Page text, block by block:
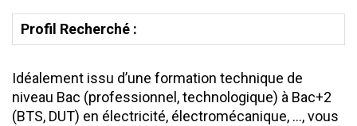
Profil Recherché :
Idéalement issu d’une formation technique de
niveau Bac (professionnel, technologique) à Bac+2
(BTS, DUT) en électricité, électromécanique, …, vous